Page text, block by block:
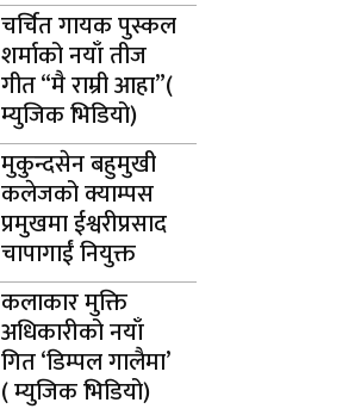
चर्चित गायक पुस्कल
शर्माको नयाँ तीज
गीत “मै राम्री आहा”(
म्युजिक भिडियो)
मुकुन्दसेन बहुमुखी
कलेजको क्याम्पस
प्रमुखमा ईश्वरीप्रसाद
चापागाईं नियुक्त
कलाकार मुक्ति
अधिकारीको नयाँ
गित ‘डिम्पल गालैमा’
( म्युजिक भिडियो)